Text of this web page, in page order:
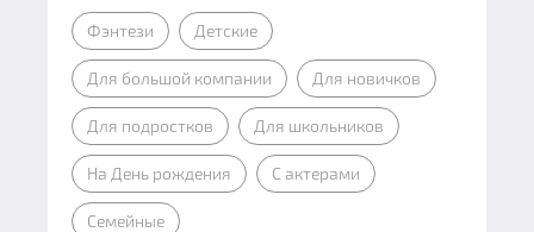
Фэнтези Детские
Для большой компании Для новичков
Для подростков Для школьников
На День рождения С актерами
Семейные